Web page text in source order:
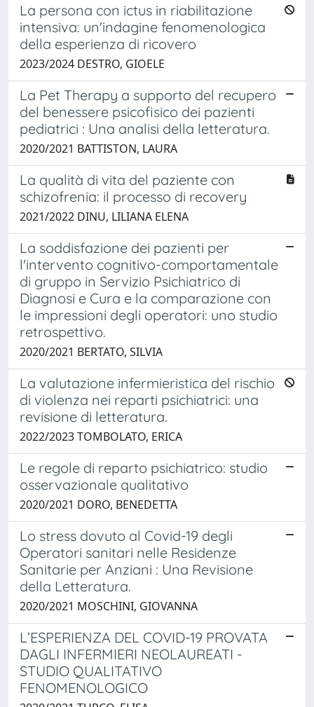
La persona con ictus in riabilitazione
intensiva: un'indagine fenomenologica
della esperienza di ricovero
2023/2024 DESTRO, GIOELE
La Pet Therapy a supporto del recupero
del benessere psicofisico dei pazienti
pediatrici : Una analisi della letteratura.
2020/2021 BATTISTON, LAURA
La qualità di vita del paziente con
schizofrenia: il processo di recovery
2021/2022 DINU, LILIANA ELENA
La soddisfazione dei pazienti per
l'intervento cognitivo-comportamentale
di gruppo in Servizio Psichiatrico di
Diagnosi e Cura e la comparazione con
le impressioni degli operatori: uno studio
retrospettivo.
2020/2021 BERTATO, SILVIA
La valutazione infermieristica del rischio
di violenza nei reparti psichiatrici: una
revisione di letteratura.
2022/2023 TOMBOLATO, ERICA
Le regole di reparto psichiatrico: studio
osservazionale qualitativo
2020/2021 DORO, BENEDETTA
Lo stress dovuto al Covid-19 degli
Operatori sanitari nelle Residenze
Sanitarie per Anziani : Una Revisione
della Letteratura.
2020/2021 MOSCHINI, GIOVANNA
L’ESPERIENZA DEL COVID-19 PROVATA
DAGLI INFERMIERI NEOLAUREATI -
STUDIO QUALITATIVO
FENOMENOLOGICO